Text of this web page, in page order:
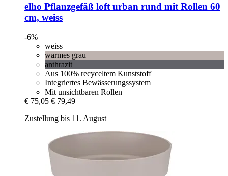
elho Pflanzgefäß loft urban rund mit Rollen 60
cm, weiss
-6%
weiss
warmes grau
anthrazit
Aus 100% recyceltem Kunststoff
Integriertes Bewässerungssystem
Mit unsichtbaren Rollen
€ 75,05 € 79,49
Zustellung bis 11. August